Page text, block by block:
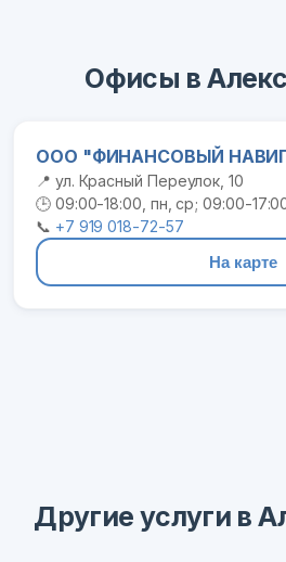
Офисы в
ООО "ФИНАНСОВЫЙ
📍 ул. Красный Переулок, 10
🕒 09:00-18:00, пн, ср; 09:00-
📞 +7 919 018-72-57
На карте
Другие услуги в